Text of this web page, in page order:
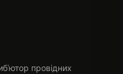
провідних